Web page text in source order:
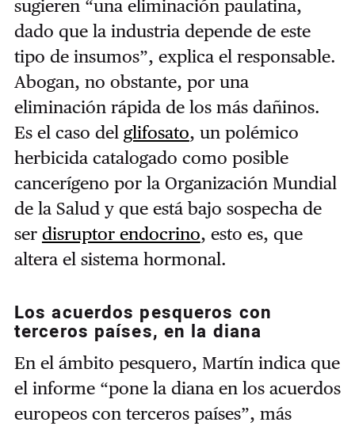
sugieren “una eliminación paulatina,
dado que la industria depende de este
tipo de insumos”, explica el responsable.
Abogan, no obstante, por una
eliminación rápida de los más dañinos.
Es el caso del glifosato, un polémico
herbicida catalogado como posible
cancerígeno por la Organización Mundial
de la Salud y que está bajo sospecha de
ser disruptor endocrino, esto es, que
altera el sistema hormonal.
Los acuerdos pesqueros con
terceros países, en la diana
En el ámbito pesquero, Martín indica que
el informe “pone la diana en los acuerdos
europeos con terceros países”, más